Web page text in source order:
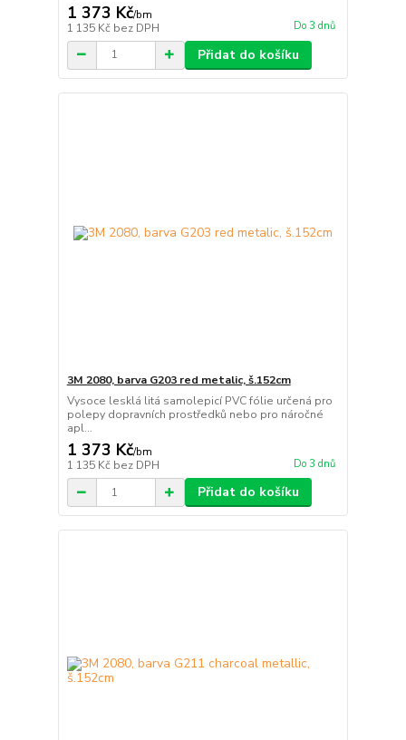
1 373 Kč/bm
1 135 Kč bez DPH Do 3 dnů
Přidat do košíku
3M 2080, barva G203 red metalic, š.152cm
Vysoce lesklá litá samolepicí PVC fólie určená pro
polepy dopravních prostředků nebo pro náročné
apl...
1 373 Kč/bm
1 135 Kč bez DPH Do 3 dnů
Přidat do košíku